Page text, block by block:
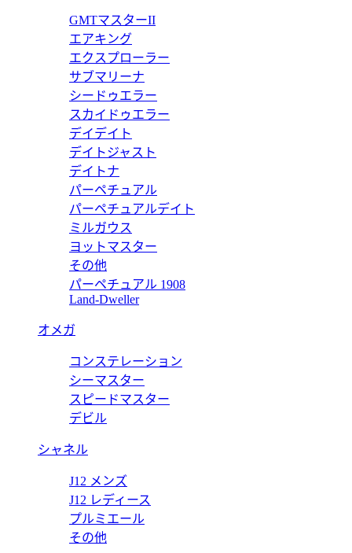
GMTマスターII
エアキング
エクスプローラー
サブマリーナ
シードゥエラー
スカイドゥエラー
デイデイト
デイトジャスト
デイトナ
パーペチュアル
パーペチュアルデイト
ミルガウス
ヨットマスター
その他
パーペチュアル 1908
Land-Dweller
オメガ
コンステレーション
シーマスター
スピードマスター
デビル
シャネル
J12 メンズ
J12 レディース
プルミエール
その他